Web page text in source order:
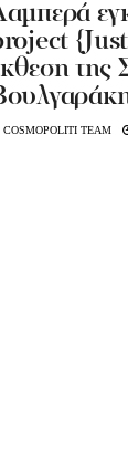
της
COSMOPOLITI TEAM